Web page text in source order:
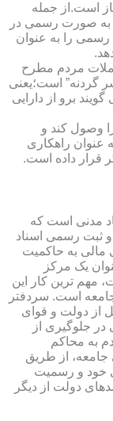
است.از جمله
به صورت رسمی در
رسمی را به عنوان
مردم مطرح
گردنه” است؛یعنی
برو از دارایی
وصول کند و
عنوان راهکاری
قرار داده است.
مدنی است که
و ثبت رسمی اسناد
مالی به حاکمیت
یک مرکز
مهم ترین کار این
است. سردفتر
از دولت و قوای
جلوگیری از
به محاکم
از طریق
خود و رسمیت
دولت از دیگر